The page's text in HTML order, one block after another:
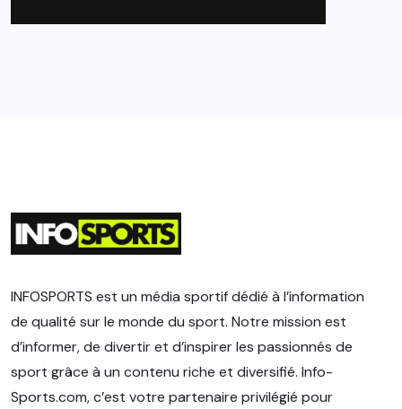
INFOSPORTS est un média sportif dédié à l’information
de qualité sur le monde du sport. Notre mission est
d’informer, de divertir et d’inspirer les passionnés de
sport grâce à un contenu riche et diversifié. Info-
Sports.com, c’est votre partenaire privilégié pour